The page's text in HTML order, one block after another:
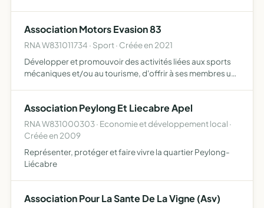
hébergement so…
Association Motors Evasion 83
RNA W831011734 · Sport · Créée en 2021
Développer et promouvoir des activités liées aux sports
mécaniques et/ou au tourisme, d'offrir à ses membres un
Association Peylong Et Liecabre Apel
RNA W831000303 · Economie et développement local ·
Créée en 2009
Représenter, protéger et faire vivre la quartier Peylong-
Liécabre
Association Pour La Sante De La Vigne (Asv)